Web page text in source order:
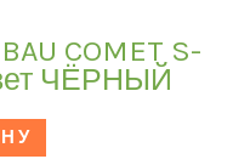
COMET S-
ЧЁРНЫЙ